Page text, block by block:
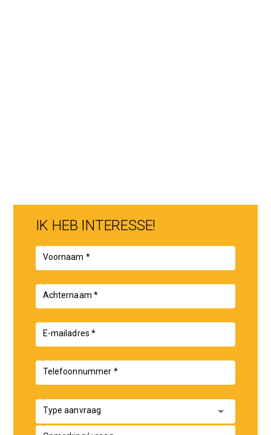
IK HEB INTERESSE!
Voornaam *
Achternaam *
E-mailadres *
Telefoonnummer *
Type aanvraag arrow_drop_down